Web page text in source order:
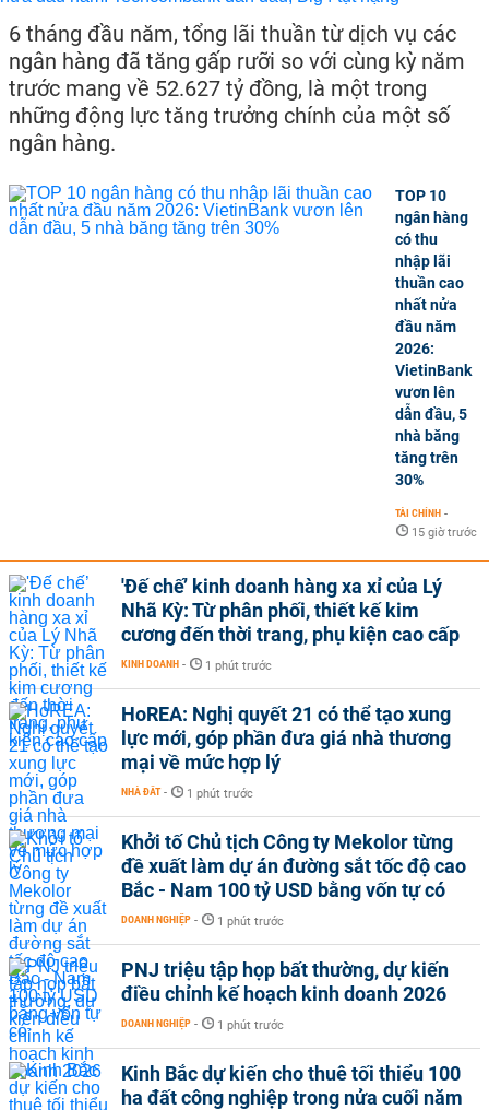
6 tháng đầu năm, tổng lãi thuần từ dịch vụ các
ngân hàng đã tăng gấp rưỡi so với cùng kỳ năm
trước mang về 52.627 tỷ đồng, là một trong
những động lực tăng trưởng chính của một số
ngân hàng.
TOP 10
ngân hàng
có thu
nhập lãi
thuần cao
nhất nửa
đầu năm
2026:
VietinBank
vươn lên
dẫn đầu, 5
nhà băng
tăng trên
30%
TÀI CHÍNH -
15 giờ trước
'Đế chế’ kinh doanh hàng xa xỉ của Lý
Nhã Kỳ: Từ phân phối, thiết kế kim
cương đến thời trang, phụ kiện cao cấp
KINH DOANH - 1 phút trước
HoREA: Nghị quyết 21 có thể tạo xung
lực mới, góp phần đưa giá nhà thương
mại về mức hợp lý
NHÀ ĐẤT - 1 phút trước
Khởi tố Chủ tịch Công ty Mekolor từng
đề xuất làm dự án đường sắt tốc độ cao
Bắc - Nam 100 tỷ USD bằng vốn tự có
DOANH NGHIỆP - 1 phút trước
PNJ triệu tập họp bất thường, dự kiến
điều chỉnh kế hoạch kinh doanh 2026
DOANH NGHIỆP - 1 phút trước
Kinh Bắc dự kiến cho thuê tối thiểu 100
ha đất công nghiệp trong nửa cuối năm